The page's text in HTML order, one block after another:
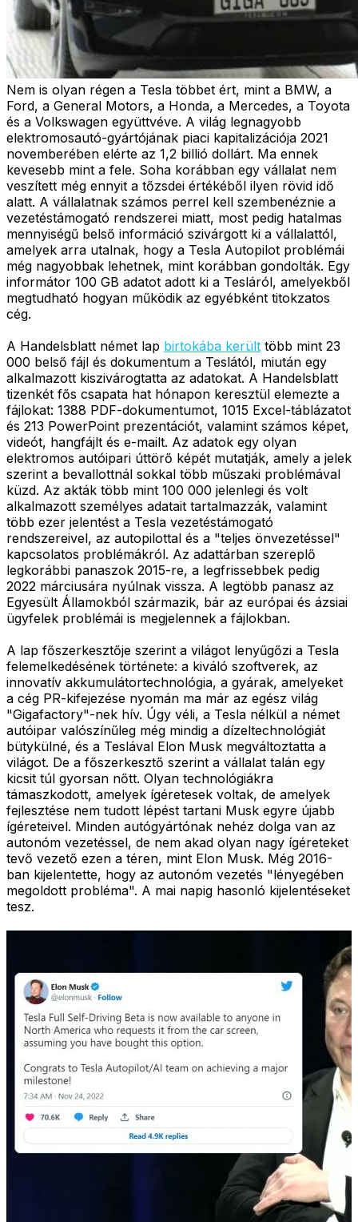
Nem is olyan régen a Tesla többet ért, mint a BMW, a
Ford, a General Motors, a Honda, a Mercedes, a Toyota
és a Volkswagen együttvéve. A világ legnagyobb
elektromosautó-gyártójának piaci kapitalizációja 2021
novemberében elérte az 1,2 billió dollárt. Ma ennek
kevesebb mint a fele. Soha korábban egy vállalat nem
veszített még ennyit a tőzsdei értékéből ilyen rövid idő
alatt. A vállalatnak számos perrel kell szembenéznie a
vezetéstámogató rendszerei miatt, most pedig hatalmas
mennyiségű belső információ szivárgott ki a vállalattól,
amelyek arra utalnak, hogy a Tesla Autopilot problémái
még nagyobbak lehetnek, mint korábban gondolták. Egy
informátor 100 GB adatot adott ki a Tesláról, amelyekből
megtudható hogyan működik az egyébként titokzatos
cég.
A Handelsblatt német lap birtokába került több mint 23
000 belső fájl és dokumentum a Teslától, miután egy
alkalmazott kiszivárogtatta az adatokat. A Handelsblatt
tizenkét fős csapata hat hónapon keresztül elemezte a
fájlokat: 1388 PDF-dokumentumot, 1015 Excel-táblázatot
és 213 PowerPoint prezentációt, valamint számos képet,
videót, hangfájlt és e-mailt. Az adatok egy olyan
elektromos autóipari úttörő képét mutatják, amely a jelek
szerint a bevallottnál sokkal több műszaki problémával
küzd. Az akták több mint 100 000 jelenlegi és volt
alkalmazott személyes adatait tartalmazzák, valamint
több ezer jelentést a Tesla vezetéstámogató
rendszereivel, az autopilottal és a "teljes önvezetéssel"
kapcsolatos problémákról. Az adattárban szereplő
legkorábbi panaszok 2015-re, a legfrissebbek pedig
2022 márciusára nyúlnak vissza. A legtöbb panasz az
Egyesült Államokból származik, bár az európai és ázsiai
ügyfelek problémái is megjelennek a fájlokban.
A lap főszerkesztője szerint a világot lenyűgőzi a Tesla
felemelkedésének története: a kiváló szoftverek, az
innovatív akkumulátortechnológia, a gyárak, amelyeket
a cég PR-kifejezése nyomán ma már az egész világ
"Gigafactory"-nek hív. Úgy véli, a Tesla nélkül a német
autóipar valószínűleg még mindig a dízeltechnológiát
bütykülné, és a Teslával Elon Musk megváltoztatta a
világot. De a főszerkesztő szerint a vállalat talán egy
kicsit túl gyorsan nőtt. Olyan technológiákra
támaszkodott, amelyek ígéretesek voltak, de amelyek
fejlesztése nem tudott lépést tartani Musk egyre újabb
ígéreteivel. Minden autógyártónak nehéz dolga van az
autonóm vezetéssel, de nem akad olyan nagy ígéreteket
tevő vezető ezen a téren, mint Elon Musk. Még 2016-
ban kijelentette, hogy az autonóm vezetés "lényegében
megoldott probléma". A mai napig hasonló kijelentéseket
tesz.